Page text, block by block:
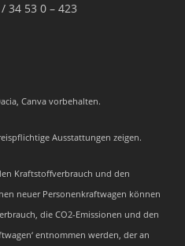
34 53 0 – 423
Canva vorbehalten.
Ausstattungen zeigen.
Kraftstoffverbrauch und den
neuer Personenkraftwagen können
die CO2-Emissionen und den
entnommen werden, der an